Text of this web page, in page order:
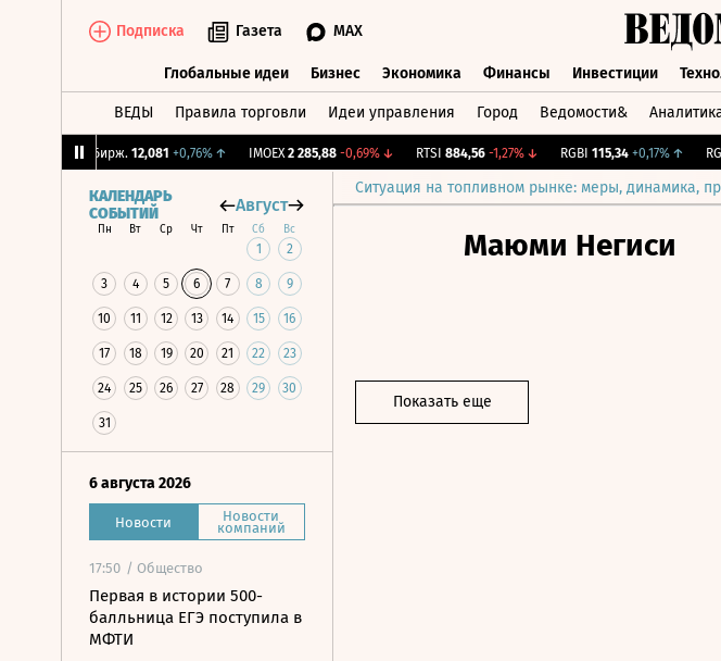
Подписка Газета MAX
Глобальные идеи Бизнес Экономика Финансы Инвестиции
ВЕДЫ Правила торговли Идеи управления Город Ведомости&
CNY Бирж. 12,081 +0,76%↑ IMOEX 2 285,88 -0,69%↓ RTSI 884,56 -1,27%↓ RGBI 115,34 +0,17%↑
Ситуация на топливном рынке: меры, динамика,
КАЛЕНДАРЬ
СОБЫТИЙ
Август
Пн Вт Ср Чт Пт Сб Вс
1 2
3 4 5 6 7 8 9
10 11 12 13 14 15 16
17 18 19 20 21 22 23
24 25 26 27 28 29 30
31
6 августа 2026
Новости Новости
компаний
17:50 / Общество
Первая в истории 500-
балльница ЕГЭ поступила в
МФТИ
Маюми Негиси
Показать еще